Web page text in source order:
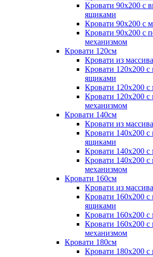
Кровати 90х200 с
ящиками
Кровати 90х200 с
Кровати 90х200 с
механизмом
Кровати 120см
Кровати из
Кровати 120х200
ящиками
Кровати 120х200 с
Кровати 120х200
механизмом
Кровати 140см
Кровати из
Кровати 140х200
ящиками
Кровати 140х200 с
Кровати 140х200
механизмом
Кровати 160см
Кровати из
Кровати 160х200
ящиками
Кровати 160х200 с
Кровати 160х200
механизмом
Кровати 180см
Кровати 180х200